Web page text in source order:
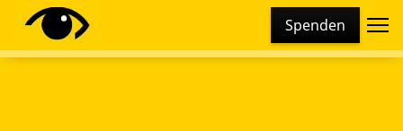
Spenden
Diese Webseite setzt verschiedene Cookies und
Tracking-Tools ein. Dies beinhaltet Cookies und